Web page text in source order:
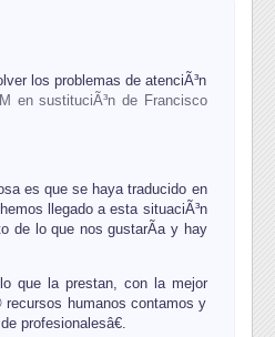
los problemas de atenciÃ³n
en sustituciÃ³n de Francisco
es que se haya traducido en
llegado a esta situaciÃ³n
de lo que nos gustarÃ­a y hay
que la prestan, con la mejor
recursos humanos contamos y
profesionalesâ€.